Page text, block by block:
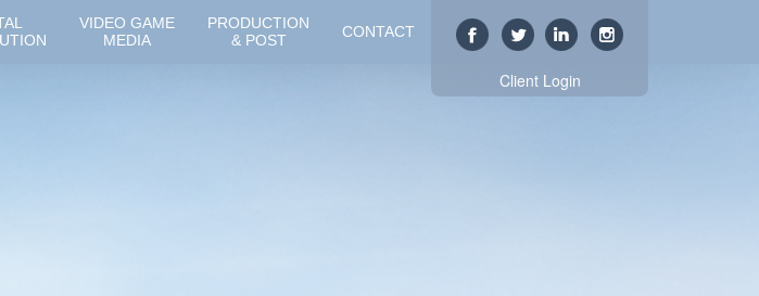
Client Login
VIDEO GAME
MEDIA
PRODUCTION
& POST
CONTACT